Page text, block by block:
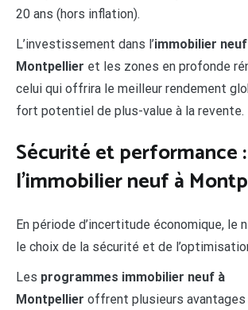
20 ans (hors inflation).
L’investissement dans l’immobilier
Montpellier et les zones en profonde
celui qui offrira le meilleur rendement
fort potentiel de plus-value à la revente.
Sécurité et performance
l’immobilier neuf à
En période d’incertitude économique, le
le choix de la sécurité et de
Les programmes immobilier neuf à
Montpellier offrent plusieurs avantages